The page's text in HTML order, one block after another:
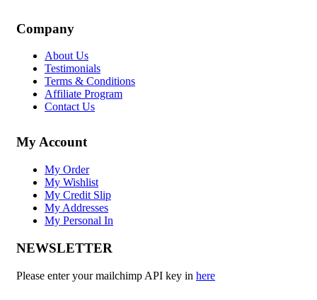
Company
About Us
Testimonials
Terms & Conditions
Affiliate Program
Contact Us
My Account
My Order
My Wishlist
My Credit Slip
My Addresses
My Personal In
NEWSLETTER
Please enter your mailchimp API key in here